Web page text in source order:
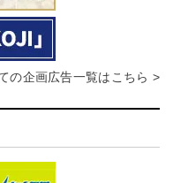
の企画広告一覧はこちら >